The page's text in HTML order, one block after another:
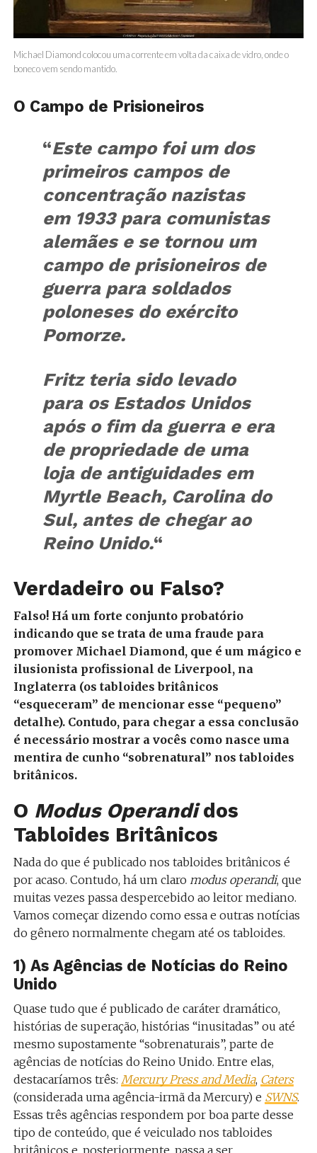
Michael Diamond colocou uma corrente em volta da caixa de vidro, onde o
boneco vem sendo mantido.
O Campo de Prisioneiros
“Este campo foi um dos
primeiros campos de
concentração nazistas
em 1933 para comunistas
alemães e se tornou um
campo de prisioneiros de
guerra para soldados
poloneses do exército
Pomorze.
Fritz teria sido levado
para os Estados Unidos
após o fim da guerra e era
de propriedade de uma
loja de antiguidades em
Myrtle Beach, Carolina do
Sul, antes de chegar ao
Reino Unido.“
Verdadeiro ou Falso?
Falso! Há um forte conjunto probatório
indicando que se trata de uma fraude para
promover Michael Diamond, que é um mágico e
ilusionista profissional de Liverpool, na
Inglaterra (os tabloides britânicos
“esqueceram” de mencionar esse “pequeno”
detalhe). Contudo, para chegar a essa conclusão
é necessário mostrar a vocês como nasce uma
mentira de cunho “sobrenatural” nos tabloides
britânicos.
O Modus Operandidos
Tabloides Britânicos
Nada do que é publicado nos tabloides britânicos é
por acaso. Contudo, há um claro modus operandi, que
muitas vezes passa despercebido ao leitor mediano.
Vamos começar dizendo como essa e outras notícias
do gênero normalmente chegam até os tabloides.
1) As Agências de Notícias do Reino
Unido
Quase tudo que é publicado de caráter dramático,
histórias de superação, histórias “inusitadas” ou até
mesmo supostamente “sobrenaturais”, parte de
agências de notícias do Reino Unido. Entre elas,
destacaríamos três: Mercury Press and Media, Caters
(considerada uma agência-irmã da Mercury) e SWNS.
Essas três agências respondem por boa parte desse
tipo de conteúdo, que é veiculado nos tabloides